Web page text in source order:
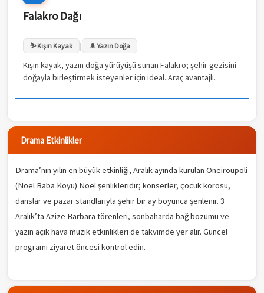
Falakro Dağı
⛷️ Kışın Kayak | 🌲 Yazın Doğa
Kışın kayak, yazın doğa yürüyüşü sunan Falakro; şehir gezisini
doğayla birleştirmek isteyenler için ideal. Araç avantajlı.
Drama Etkinlikler
Drama’nın yılın en büyük etkinliği, Aralık ayında kurulan Oneiroupoli
(Noel Baba Köyü) Noel şenlikleridir; konserler, çocuk korosu,
danslar ve pazar standlarıyla şehir bir ay boyunca şenlenir. 3
Aralık’ta Azize Barbara törenleri, sonbaharda bağ bozumu ve
yazın açık hava müzik etkinlikleri de takvimde yer alır. Güncel
programı ziyaret öncesi kontrol edin.